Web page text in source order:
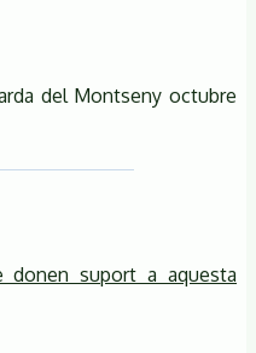
del Montseny octubre
donen suport a aquesta